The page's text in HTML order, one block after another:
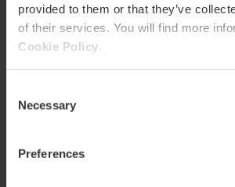
provided to them or that they’ve
of their services. You will find more
Cookie Policy
Selection
Necessary
Preferences